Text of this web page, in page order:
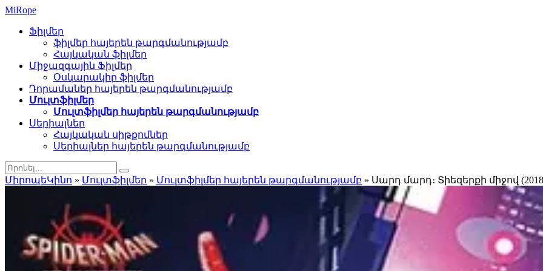
MiRope
Ֆիլմեր
ֆիլմեր հայերեն թարգմանությամբ
Հայկական ֆիլմեր
Միջազգային Ֆիլմեր
Օսկարակիր ֆիլմեր
Դորամաներ հայերեն թարգմանությամբ
Մուլտֆիլմեր
Մուլտֆիլմեր հայերեն թարգմանությամբ
Սերիալներ
Հայկական սիթքոմներ
Սերիալներ հայերեն թարգմանությամբ
ՄիրոպեԿինո » Մուլտֆիլմեր » Մուլտֆիլմեր հայերեն թարգմանությամբ » Սարդ մարդ։ Տիեզերքի միջով